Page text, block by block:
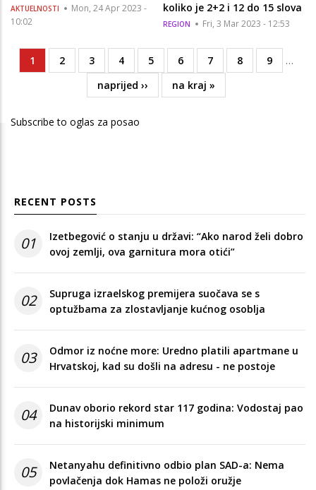
AKTUELNOSTI
Mon, 24 Apr 2023 -
10:02
koliko je 2+2 i 12 do 15 slova
REGION Fri, 3 Mar 2023 - 12:53
Pagination
Current
page
1 Page
2 Page
3 Page
4 Page
5 Page
6 Page
7 Page
8 Page
9
…
Next
page
naprijed ››
Last
page
na kraj »
Subscribe to oglas za posao
RECENT POSTS
01
Izetbegović o stanju u državi: “Ako narod želi dobro
ovoj zemlji, ova garnitura mora otići”
02
Supruga izraelskog premijera suočava se s
optužbama za zlostavljanje kućnog osoblja
03
Odmor iz noćne more: Uredno platili apartmane u
Hrvatskoj, kad su došli na adresu - ne postoje
04
Dunav oborio rekord star 117 godina: Vodostaj pao
na historijski minimum
05
Netanyahu definitivno odbio plan SAD-a: Nema
povlačenja dok Hamas ne položi oružje